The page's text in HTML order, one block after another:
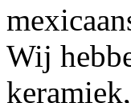
Wij